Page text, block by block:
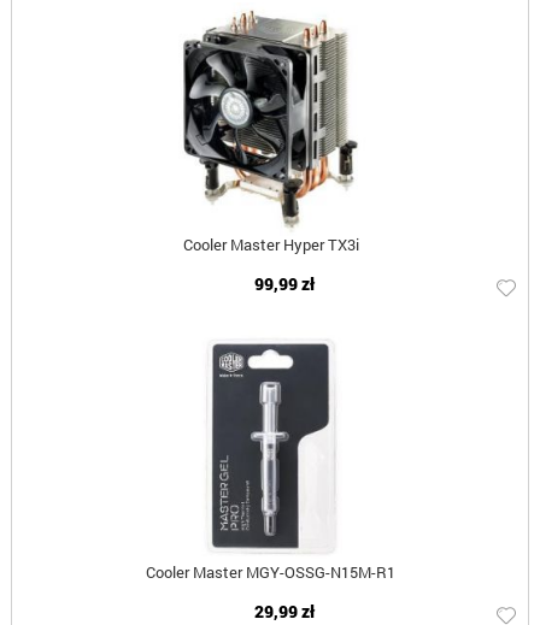
Cooler Master Hyper TX3i
99,99 zł
Cooler Master MGY-OSSG-N15M-R1
29,99 zł